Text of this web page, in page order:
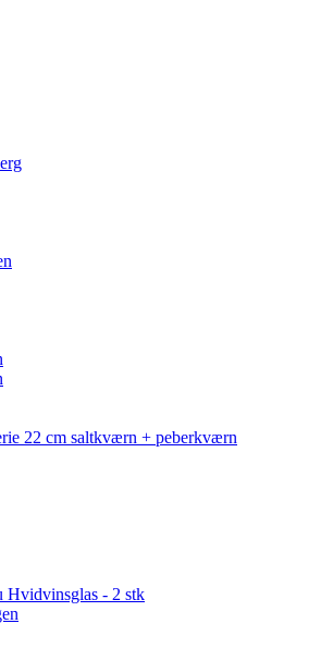
22 cm saltkværn + peberkværn
Hvidvinsglas - 2 stk